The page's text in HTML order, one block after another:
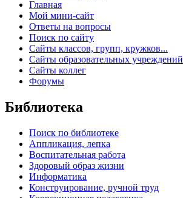
Главная
Мой мини-сайт
Ответы на вопросы
Поиск по сайту
Сайты классов, групп, кружков...
Сайты образовательных учреждений
Сайты коллег
Форумы
Библиотека
Поиск по библиотеке
Аппликация, лепка
Воспитательная работа
Здоровый образ жизни
Информатика
Конструирование, ручной труд